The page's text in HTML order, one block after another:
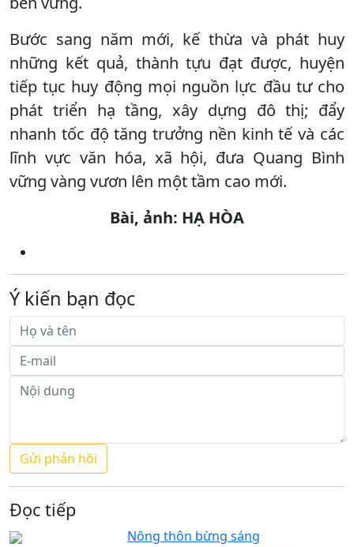
Bước sang năm mới, kế thừa và phát huy
những kết quả, thành tựu đạt được, huyện
tiếp tục huy động mọi nguồn lực đầu tư cho
phát triển hạ tầng, xây dựng đô thị; đẩy
nhanh tốc độ tăng trưởng nền kinh tế và các
lĩnh vực văn hóa, xã hội, đưa Quang Bình
vững vàng vươn lên một tầm cao mới.
Bài, ảnh: HẠ HÒA
Ý kiến bạn đọc
Đọc tiếp
Nông thôn bừng sáng